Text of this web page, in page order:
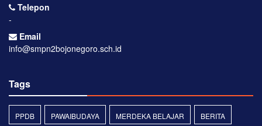
Telepon
-
Email
info@smpn2bojonegoro.sch.id
Tags
PPDB PAWAIBUDAYA MERDEKA BELAJAR BERITA